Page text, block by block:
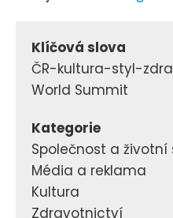
Klíčová slova
ČR-kultura-styl-
World Summit
Kategorie
Společnost a
Média a reklama
Kultura
Zdravotnictví